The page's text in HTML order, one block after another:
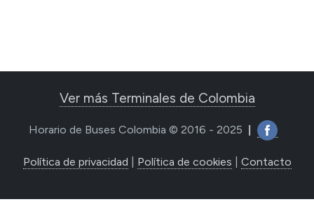
Ver más Terminales de Colombia
Horario de Buses Colombia © 2016 - 2025 |
Política de privacidad Política de cookies Contacto